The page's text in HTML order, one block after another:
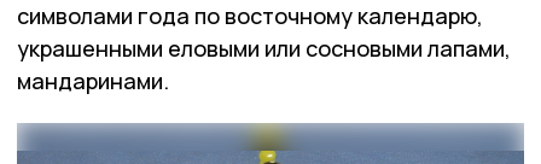
символами года по восточному календарю,
украшенными еловыми или сосновыми лапами,
мандаринами.